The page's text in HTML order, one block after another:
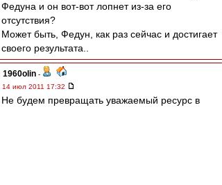
Федуна и он вот-вот лопнет из-за его
отсутствия?
Может быть, Федун, как раз сейчас и достигает
своего результата..
1960olin -
14 июл 2011 17:32
Не будем превращать уважаемый ресурс в